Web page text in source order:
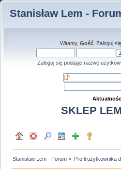
Stanisław Lem -
Witamy, Gość. Zaloguj się
Zaloguj się podając nazwę
SKLEP
Stanisław Lem - Forum » Profil użytkownika